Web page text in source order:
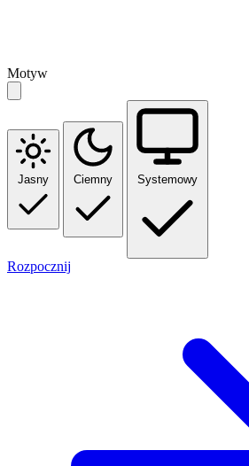
Motyw
Jasny Ciemny Systemowy
Rozpocznij